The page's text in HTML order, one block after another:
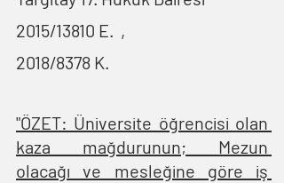
2015/13810 E.  ,
2018/8378 K.
"ÖZET: Üniversite öğrencisi olan
kaza mağdurunun; Mezun
olacağı ve mesleğine göre iş